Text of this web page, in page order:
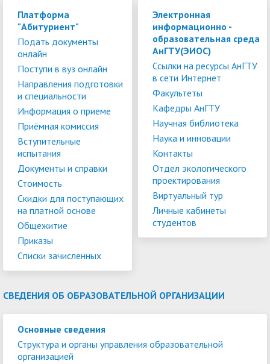
Платформа
"Абитуриент"
Подать документы
онлайн
Поступи в вуз онлайн
Направления подготовки
и специальности
Информация о приеме
Приёмная комиссия
Вступительные
испытания
Документы и справки
Стоимость
Скидки для поступающих
на платной основе
Общежитие
Приказы
Списки зачисленных
Электронная
информационно -
образовательная среда
АнГТУ(ЭИОС)
Ссылки на ресурсы АнГТУ
в сети Интернет
Факультеты
Кафедры АнГТУ
Научная библиотека
Наука и инновации
Контакты
Отдел экологического
проектирования
Виртуальный тур
Личные кабинеты
студентов
СВЕДЕНИЯ ОБ ОБРАЗОВАТЕЛЬНОЙ ОРГАНИЗАЦИИ
Основные сведения
Структура и органы управления образовательной
организацией